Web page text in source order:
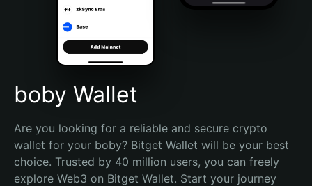
Português (Brasil)
Español (Argentina)
boby Wallet
Are you looking for a reliable and secure crypto
wallet for your boby? Bitget Wallet will be your best
choice. Trusted by 40 million users, you can freely
explore Web3 on Bitget Wallet. Start your journey